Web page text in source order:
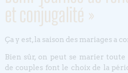
et conjugalité »
Ça y est, la saison des mariages a
Bien sûr, on peut se marier toute
de couples font le choix de la